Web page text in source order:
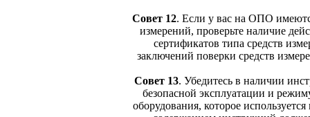
Совет 12. Если у вас на ОПО
измерений, проверьте наличие
сертификатов типа средств
заключений поверки средств
Совет 13. Убедитесь в наличии
безопасной эксплуатации и
оборудования, которое